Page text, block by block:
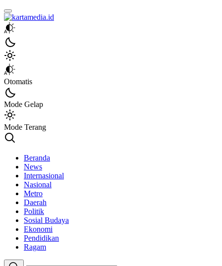
kartamedia.id
Jujur Mengabari
Otomatis
Mode Gelap
Mode Terang
Beranda
News
Internasional
Nasional
Metro
Daerah
Politik
Sosial Budaya
Ekonomi
Pendidikan
Ragam